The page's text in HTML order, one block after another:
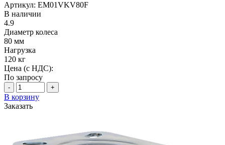
Артикул: EM01VKV80F
В наличии
4.9
Диаметр колеса
80 мм
Нагрузка
120 кг
Цена (с НДС):
По запросу
- +
В корзину
Заказать